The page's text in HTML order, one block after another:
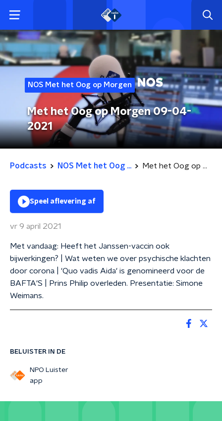
NOS Met het Oog op Morgen
Met het Oog op Morgen 09-04-
2021
Podcasts NOS Met het Oog ... Met het Oog op Morgen 09-04-2021
BELUISTER IN DE
NPO Luister
app
Speel aflevering af
vr 9 april 2021
Met vandaag: Heeft het Janssen-vaccin ook
bijwerkingen? | Wat weten we over psychische klachten
door corona | 'Quo vadis Aida' is genomineerd voor de
BAFTA'S | Prins Philip overleden. Presentatie: Simone
Weimans.